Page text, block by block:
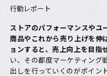
行動レポート
ストアのパフォーマンスやユ
商品やこれから売り上げを伸
ョンすると、売上向上を目指
い、その都度マーケティング
出しを行っていくのがポイン